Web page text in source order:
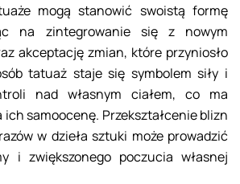
mogą stanowić swoistą formę
na zintegrowanie się z nowym
akceptację zmian, które przyniosło
tatuaż staje się symbolem siły i
nad własnym ciałem, co ma
ich samoocenę. Przekształcenie blizn
w dzieła sztuki może prowadzić
i zwiększonego poczucia własnej